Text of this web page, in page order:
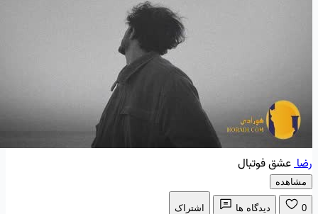
رضاعشق فوتبال
مشاهده
0 دیدگاه ها اشتراک